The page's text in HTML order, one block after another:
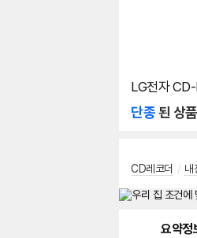
LG전자
단종된 상
CD레코더 / 내
요약정